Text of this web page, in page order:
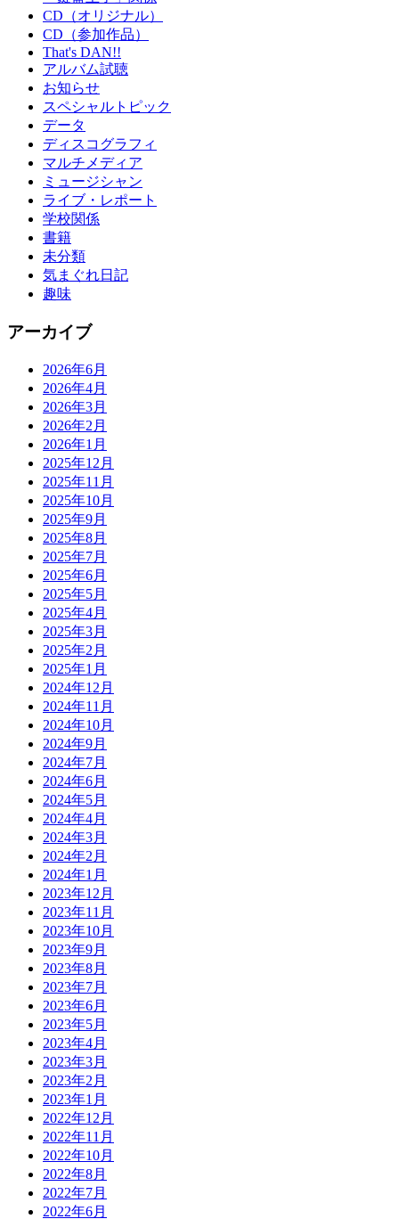
CD（オリジナル）
CD（参加作品）
That's DAN!!
アルバム試聴
お知らせ
スペシャルトピック
データ
ディスコグラフィ
マルチメディア
ミュージシャン
ライブ・レポート
学校関係
書籍
未分類
気まぐれ日記
趣味
アーカイブ
2026年6月
2026年4月
2026年3月
2026年2月
2026年1月
2025年12月
2025年11月
2025年10月
2025年9月
2025年8月
2025年7月
2025年6月
2025年5月
2025年4月
2025年3月
2025年2月
2025年1月
2024年12月
2024年11月
2024年10月
2024年9月
2024年7月
2024年6月
2024年5月
2024年4月
2024年3月
2024年2月
2024年1月
2023年12月
2023年11月
2023年10月
2023年9月
2023年8月
2023年7月
2023年6月
2023年5月
2023年4月
2023年3月
2023年2月
2023年1月
2022年12月
2022年11月
2022年10月
2022年8月
2022年7月
2022年6月